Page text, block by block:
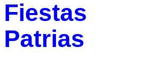
Fiestas
Patrias